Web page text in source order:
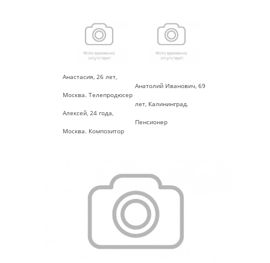
Анастасия, 26 лет,
Москва. Телепродюсер
Алексей, 24 года,
Москва. Композитор
Анатолий Иванович, 69
лет, Калининград.
Пенсионер